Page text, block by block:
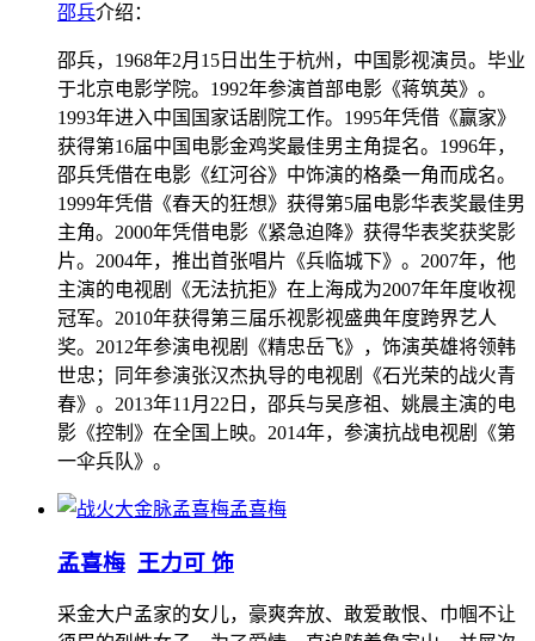
邵兵介绍：
邵兵，1968年2月15日出生于杭州，中国影视演员。毕业
于北京电影学院。1992年参演首部电影《蒋筑英》。
1993年进入中国国家话剧院工作。1995年凭借《赢家》
获得第16届中国电影金鸡奖最佳男主角提名。1996年，
邵兵凭借在电影《红河谷》中饰演的格桑一角而成名。
1999年凭借《春天的狂想》获得第5届电影华表奖最佳男
主角。2000年凭借电影《紧急迫降》获得华表奖获奖影
片。2004年，推出首张唱片《兵临城下》。2007年，他
主演的电视剧《无法抗拒》在上海成为2007年年度收视
冠军。2010年获得第三届乐视影视盛典年度跨界艺人
奖。2012年参演电视剧《精忠岳飞》，饰演英雄将领韩
世忠；同年参演张汉杰执导的电视剧《石光荣的战火青
春》。2013年11月22日，邵兵与吴彦祖、姚晨主演的电
影《控制》在全国上映。2014年，参演抗战电视剧《第
一伞兵队》。
孟喜梅
孟喜梅 王力可 饰
采金大户孟家的女儿，豪爽奔放、敢爱敢恨、巾帼不让